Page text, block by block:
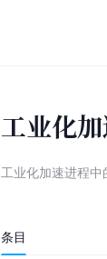
工业化
工业化加速进程中
条目